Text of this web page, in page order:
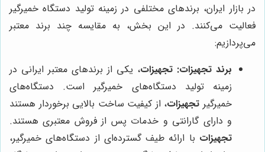
در بازار ایران، برندهای مختلفی در زمینه تولید دستگاه خمیرگیر
فعالیت می‌کنند. در این بخش، به مقایسه چند برند معتبر
می‌پردازیم:
برند تجهیزات: تجهیزات، یکی از برندهای معتبر ایرانی در
زمینه تولید دستگاه‌های خمیرگیر است. دستگاه‌های
خمیرگیر تجهیزات، از کیفیت ساخت بالایی برخوردار هستند
و دارای گارانتی و خدمات پس از فروش معتبری هستند.
تجهیزات با ارائه طیف گسترده‌ای از دستگاه‌های خمیرگیر،